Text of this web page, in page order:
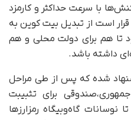
با سرعت حداکثر و کارمزد
است از تبدیل بیت کوین به
تا هم برای دولت محلی و هم
داشته باشد.
شده که پس از طی مراحل
برای تثبیبت
نوسانات گاه‌وبیگاه رمزارزها